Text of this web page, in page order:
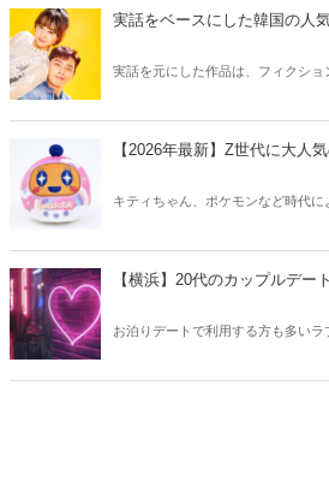
う。
実話をベースにした韓国の人
実話を元にした作品は、フィクショ
【2026年最新】Z世代に大人
キティちゃん、ポケモンなど時代に
クしてみましょう。
【横浜】20代のカップルデー
お泊りデートで利用する方も多いラ